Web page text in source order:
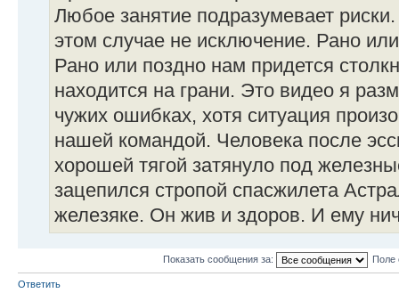
Любое занятие подразумевает
этом случае не исключение. Рано
Рано или поздно нам придется
находится на грани. Это видео я
чужих ошибках, хотя ситуация
нашей командой. Человека после
хорошей тягой затянуло под
зацепился стропой спасжилета
железяке. Он жив и здоров. И ему
Показать сообщения за: Поле
Ответить